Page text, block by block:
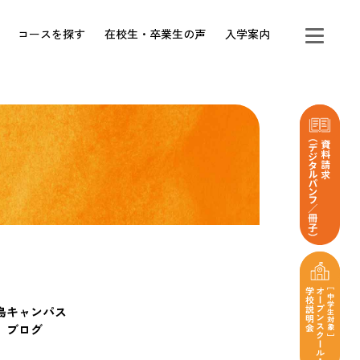
コースを探す 在校生・卒業生の声 入学案内
キャンパス
ブログ